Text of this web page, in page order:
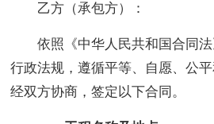
乙方（承包方）：
依照《中华人民共和国合同法
行政法规，遵循平等、自愿、公
经双方协商，签定以下合同。